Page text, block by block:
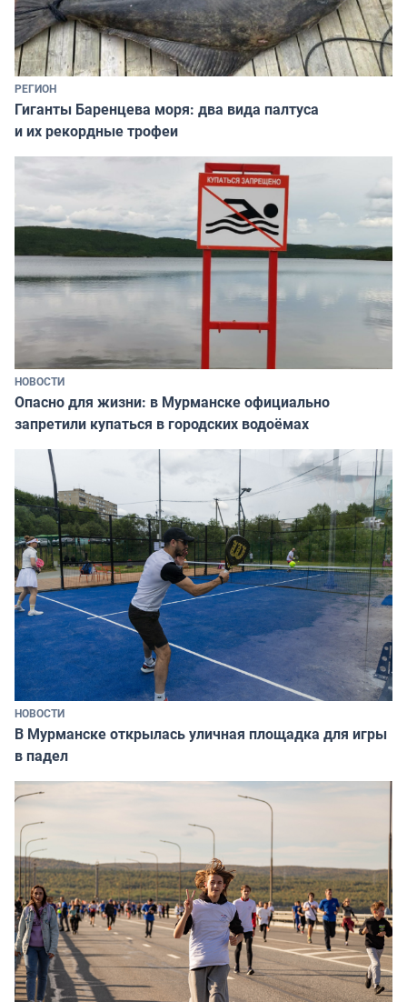
РЕГИОН
Гиганты Баренцева моря: два вида палтуса
и их рекордные трофеи
НОВОСТИ
Опасно для жизни: в Мурманске официально
запретили купаться в городских водоёмах
НОВОСТИ
В Мурманске открылась уличная площадка для игры
в падел